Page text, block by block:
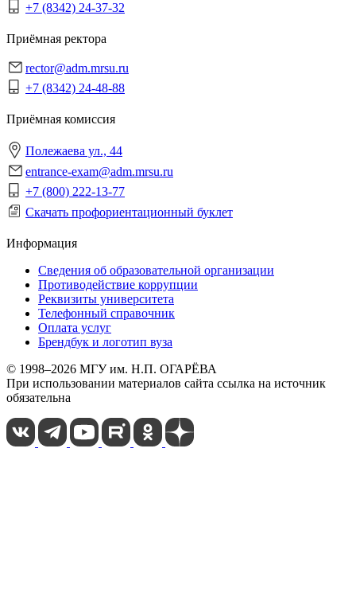
+7 (8342) 24-37-32
Приёмная ректора
rector@adm.mrsu.ru
+7 (8342) 24-48-88
Приёмная комиссия
Полежаева ул., 44
entrance-exam@adm.mrsu.ru
+7 (800) 222-13-77
Скачать профориентационный буклет
Информация
Сведения об образовательной организации
Противодействие коррупции
Реквизиты университета
Телефонный справочник
Оплата услуг
Брендбук и логотип вуза
© 1998–2026 МГУ им. Н.П. ОГАРЁВА
При использовании материалов сайта ссылка на источник
обязательна